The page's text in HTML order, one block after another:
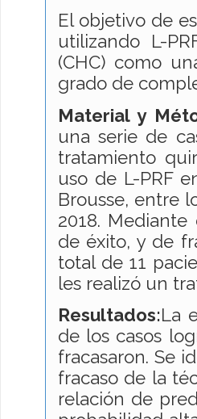
El objetivo de
utilizando L-
(CHC) como
grado de
Material y
una serie de
tratamiento
uso de L-PRF
Brousse, entre
2018.
de éxito, y de
total de 11
les realizó un
Resultados:La
de los casos
fracasaron. Se
fracaso de la
relación de